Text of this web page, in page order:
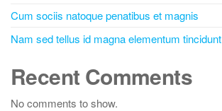
Cum sociis natoque penatibus et magnis
Nam sed tellus id magna elementum tincidunt
Recent Comments
No comments to show.